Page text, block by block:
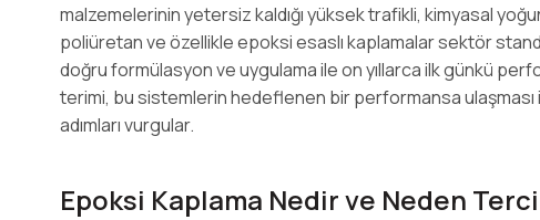
malzemelerinin yetersiz kaldığı yüksek trafikli, kimyasal
poliüretan ve özellikle epoksi esaslı kaplamalar sektör
doğru formülasyon ve uygulama ile on yıllarca ilk günkü
terimi, bu sistemlerin hedeflenen bir performansa
adımları vurgular.
Epoksi Kaplama Nedir ve Neden